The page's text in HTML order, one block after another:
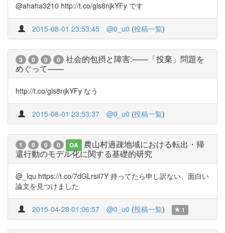
@ahaha3210 http://t.co/gls8njkYFy です
2015-08-01 23:53:45 @0_u0 (投稿一覧)
3 0 0 0
社会的包摂と障害:——「投棄」問題を
めぐって——
http://t.co/gls8njkYFy なう
2015-08-01 23:53:37 @0_u0 (投稿一覧)
1 0 0 0 OA
農山村過疎地域における転出・帰
還行動のモデル化に関する基礎的研究
@_lqu https://t.co/7dGLrsii7Y 持ってたら申し訳ない、面白い
論文を見つけました
2015-04-28 01:06:57 @0_u0 (投稿一覧) 1